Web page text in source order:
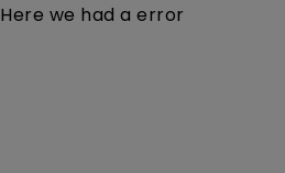
Here we had a error